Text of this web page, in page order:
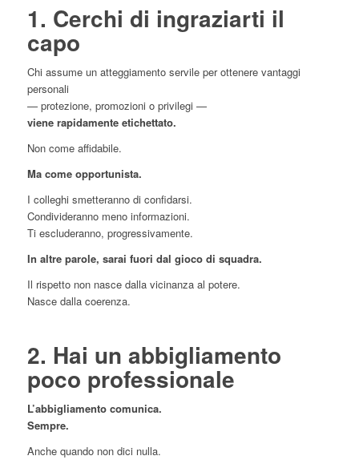
1. Cerchi di ingraziarti il
capo
Chi assume un atteggiamento servile per ottenere vantaggi
personali
— protezione, promozioni o privilegi —
viene rapidamente etichettato.
Non come affidabile.
Ma come opportunista.
I colleghi smetteranno di confidarsi.
Condivideranno meno informazioni.
Ti escluderanno, progressivamente.
In altre parole, sarai fuori dal gioco di squadra.
Il rispetto non nasce dalla vicinanza al potere.
Nasce dalla coerenza.
2. Hai un abbigliamento
poco professionale
L’abbigliamento comunica.
Sempre.
Anche quando non dici nulla.